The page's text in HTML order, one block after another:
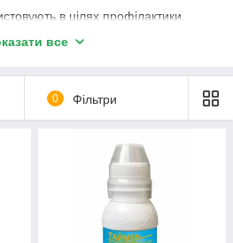
в цілях профілактики,
пригнічує розвиток
з'явився після обробки, тоді як
ті частини рослини, на які вони
тоді як контактні - захисним.
поглинаються рослиною, і тому
ніж контактних, залежить від
є збудниками хвороб
всього комплексу
хвороб, зокрема, для зведення
все
0 Фільтри